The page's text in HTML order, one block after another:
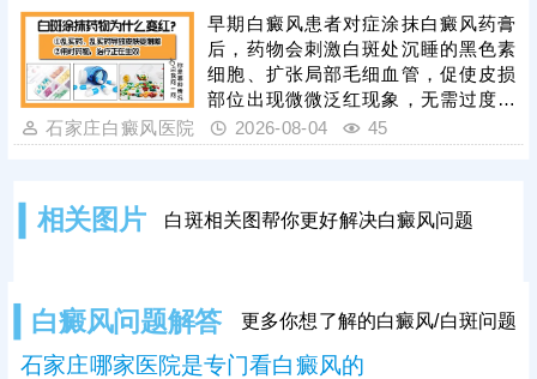
断清楚再进行针对性治疗，一人一
方，加强护理保健，助力皮肤颜色还
原。
早期白癜风患者对症涂抹白癜风药膏
后，药物会刺激白斑处沉睡的黑色素
细胞、扩张局部毛细血管，促使皮损
部位出现微微泛红现象，无需过度担
心。若用药后皮肤发红严重，伴随明
显红肿、刺痛、瘙痒、脱皮甚至起疹
或药物不对症等因素导致。白癜风患
床中结合308激光照射联合治疗，可
快速
石家庄白癜风医院 2026-08-04 45
相关图片 白斑相关图帮你更好解决白癜风问题
白癜风问题解答 更多你想了解的白癜风/白斑问题
石家庄哪家医院是专门看白癜风的